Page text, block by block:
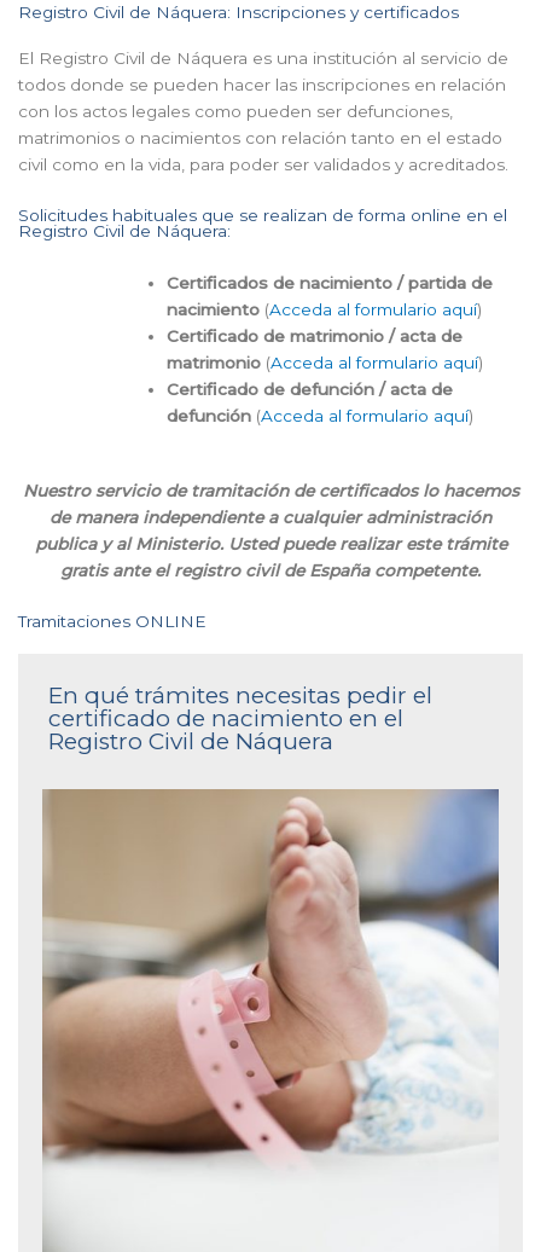
Registro Civil de Náquera: Inscripciones y certificados
El Registro Civil de Náquera es una institución al servicio de
todos donde se pueden hacer las inscripciones en relación
con los actos legales como pueden ser defunciones,
matrimonios o nacimientos con relación tanto en el estado
civil como en la vida, para poder ser validados y acreditados.
Solicitudes habituales que se realizan de forma online en el
Registro Civil de Náquera:
Certificados de nacimiento / partida de
nacimiento (Acceda al formulario aquí)
Certificado de matrimonio / acta de
matrimonio (Acceda al formulario aquí)
Certificado de defunción / acta de
defunción (Acceda al formulario aquí)
Nuestro servicio de tramitación de certificados lo hacemos
de manera independiente a cualquier administración
publica y al Ministerio. Usted puede realizar este trámite
gratis ante el registro civil de España competente.
Tramitaciones ONLINE
En qué trámites necesitas pedir el
certificado de nacimiento en el
Registro Civil de Náquera